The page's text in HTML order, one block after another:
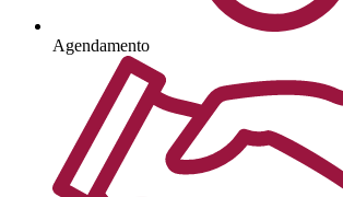
Agendamento